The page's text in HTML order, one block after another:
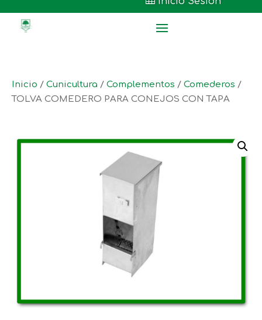
Inicio / Cunicultura / Complementos / Comederos /
TOLVA COMEDERO PARA CONEJOS CON TAPA